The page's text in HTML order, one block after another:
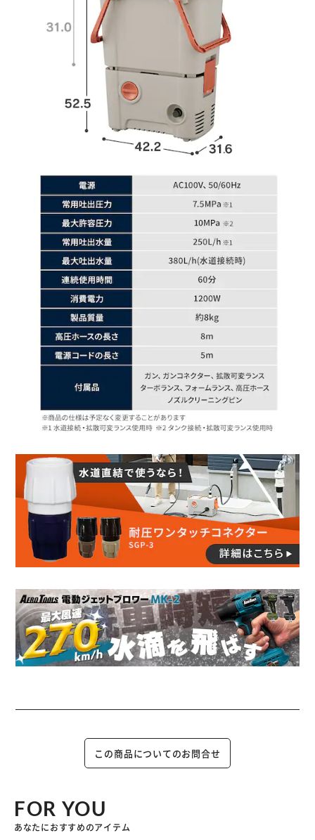
この商品についてのお問合せ
FOR YOU
あなたにおすすめのアイテム